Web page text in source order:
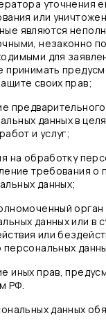
уточнения
или
являются
незаконно
для
принимать
своих прав;
данных в
и услуг;
на обработку
требования о
данных;
данных или в
или
иных прав,
РФ.
данных